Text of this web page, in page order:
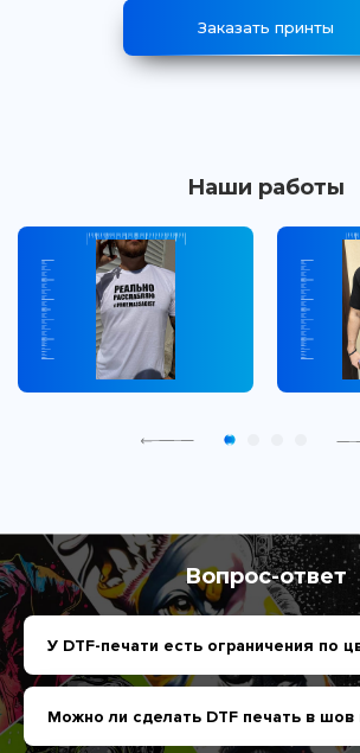
Заказать принты
Наши работы
Вопрос-ответ
У DTF-печати есть ограничения по
Можно ли сделать DTF печать в шов